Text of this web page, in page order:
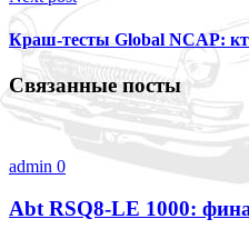
Краш-тесты Global NCAP:
Связанные посты
admin 0
Abt RSQ8-LE 1000: